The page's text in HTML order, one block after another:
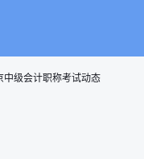
中级会计职称考试动态